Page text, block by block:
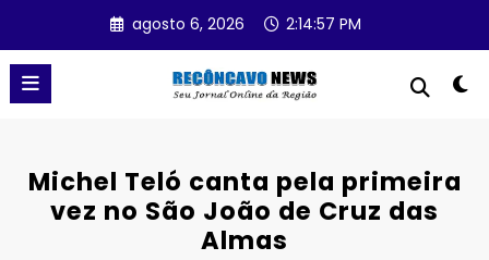
o
conteúdo
agosto 6, 2026 2:14:58 PM
Michel Teló canta pela primeira
vez no São João de Cruz das
Almas